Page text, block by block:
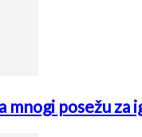
mnogi posežu za